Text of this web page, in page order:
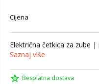
Cijena
Električna četkica za zube
Saznaj više
Besplatna dostava